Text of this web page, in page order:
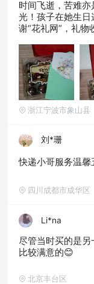
时间飞逝，苦难
光！孩子在她生
谢“花礼网”，礼物
浙江宁波市象山县
刘*珊
快递小哥服务温
四川成都市成华区
Li*na
尽管当时买的是
比较满意的😊
北京丰台区